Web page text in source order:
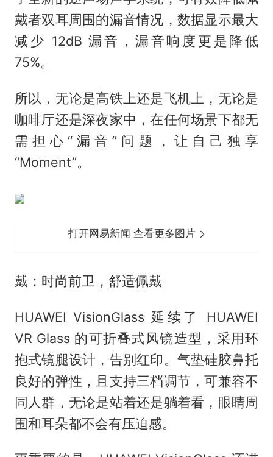
戴者双耳周围的漏音情况，数据显示最大
减少 12dB 漏音，漏音响度更是降低
75%。
所以，无论是高铁上还是飞机上，无论是
咖啡厅还是深夜家中，在任何场景下都无
需担心“漏音”问题，让自己独享
“Moment”。
打开网易新闻 查看更多图片
戴：时尚前卫，舒适佩戴
HUAWEI VisionGlass 延续了 HUAWEI
VR Glass 的可折叠式风镜造型，采用环
抱式镜腿设计，告别红印。气垫硅胶鼻托
良好的弹性，且支持三档调节，可兼容不
同人群，无论是站着还是躺着看，眼睛周
围和耳朵都不会有压迫感。